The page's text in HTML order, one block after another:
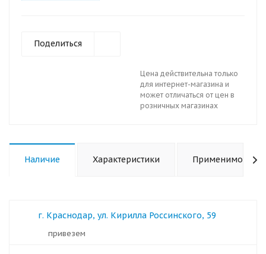
Поделиться
Цена действительна только
для интернет-магазина и
может отличаться от цен в
розничных магазинах
Наличие Характеристики Применимость
г. Краснодар, ул. Кирилла Россинского, 59
Привезем